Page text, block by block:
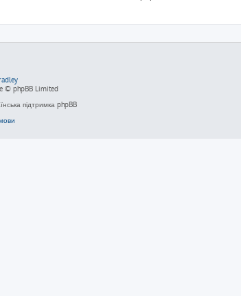
© phpBB Limited
підтримка phpBB